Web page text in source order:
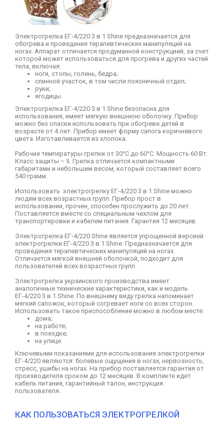
Электрогрелка ЕГ-4/220 3 в 1 Shine предназначается для
обогрева и проведения терапевтических манипуляций на
ногах. Аппарат отличается продуманной конструкцией, за счет
которой может использоваться для прогрева и других частей
тела, включая:
ноги, стопы, голень, бедра;
спинной участок, в том числе поясничный отдел;
руки;
ягодицы.
Электрогрелка ЕГ-4/220 3 в 1 Shine безопасна для
использования, имеет мягкую внешнюю оболочку. Прибор
можно без опаски использовать при обогреве детей в
возрасте от 4 лет. Прибор имеет форму сапога коричневого
цвета. Изготавливается из хлопока.
Рабочие температуры грелки от 30°C до 60°C. Мощность 60 Вт.
Класс защиты – II. Грелка отличается компактными
габаритами и небольшим весом, который составляет всего
540 грамм.
Использовать электрогрелку ЕГ-4/220 3 в 1 Shine можно
людям всех возрастных групп. Прибор прост в
использовании, прочен, способен прослужить до 20 лет.
Поставляется вместе со специальным чехлом для
транспортировки и кабелем питания. Гарантия 12 месяцев.
Электрогрелка ЕГ-4/220 Shine является упрощенной версией
электрогрелки ЕГ-4/220 3 в 1 Shine. Предназначается для
проведения терапевтических манипуляций на ногах.
Отличается мягкой внешней оболочкой, подходит для
пользователей всех возрастных групп.
Электрогрелка украинского производства имеет
аналогичные технические характеристики, как и модель
ЕГ-4/220 3 в 1 Shine. По внешнему виду грелка напоминает
мягкий сапожок, который согревает ноги со всех сторон.
Использовать такое приспособление можно в любом месте:
дома;
на работе;
в поездке;
на улице.
Ключевыми показаниями для использования электрогрелки
ЕГ-4/220 являются: болевые ощущения в ногах, нервозность,
стресс, ушибы на ногах. На прибор поставляется гарантия от
производителя сроком до 12 месяцев. В комплекте идет
кабель питания, гарантийный талон, инструкция
пользователя.
КАК ПОЛЬЗОВАТЬСЯ ЭЛЕКТРОГРЕЛКОЙ